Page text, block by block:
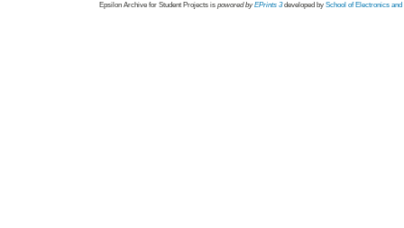
Epsilon Archive for Student Projects is powored byEPrints 3 developed by School of Electronics